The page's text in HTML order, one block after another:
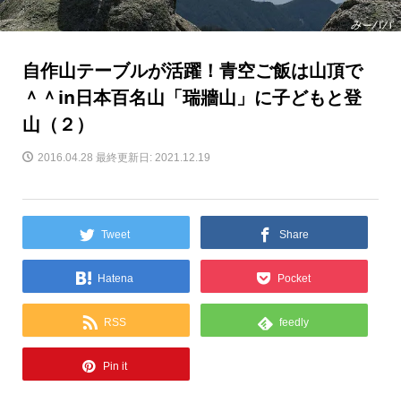
自作山テーブルが活躍！青空ご飯は山頂で
＾＾in日本百名山「瑞牆山」に子どもと登
山（２）
2016.04.28 最終更新日: 2021.12.19
Tweet Share
Hatena Pocket
RSS feedly
Pin it